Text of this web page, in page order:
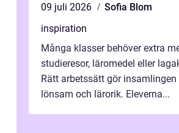
09 juli 2026
Sofia Blom
inspiration
Många klasser behöver extra
studieresor, läromedel eller
Rätt arbetssätt gör insamlingen
lönsam och lärorik. Eleverna...